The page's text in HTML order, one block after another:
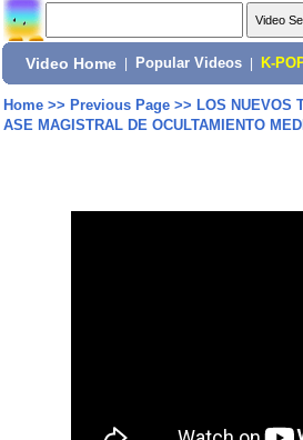
Video Home Popular Videos K-
Home>> Previous Page>> LOS NUEVOS
ASE MAGISTRAL DE OCULTAMIENTO